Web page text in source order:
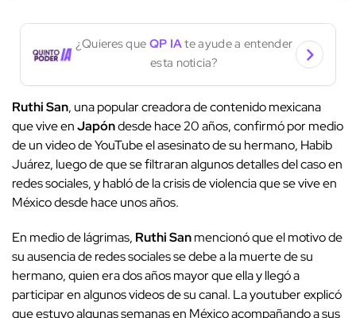
¿Quieres que QP IAte ayude a entender
esta noticia?
Ruthi San, una popular creadora de contenido mexicana
que vive enJapóndesde hace 20 años, confirmó por medio
de un video de YouTube el asesinato de su hermano, Habib
Juárez, luego de que se filtraran algunos detalles del caso en
redes sociales, y habló de la crisis de violencia que se vive en
México desde hace unos años.
En medio de lágrimas, Ruthi Sanmencionó que el motivo de
su ausencia de redes sociales se debe a la muerte de su
hermano, quien era dos años mayor que ella y llegó a
participar en algunos videos de su canal. La youtuber explicó
que estuvo algunas semanas en México acompañando a sus